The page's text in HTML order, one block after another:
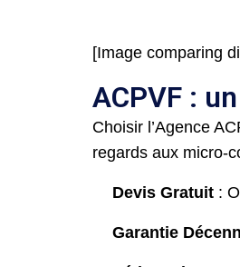
[Image comparing
ACPVF :
Choisir l’Agence
regards aux micro-
Devis Gratuit :
Garantie